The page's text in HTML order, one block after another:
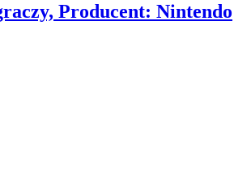
Producent: Nintendo